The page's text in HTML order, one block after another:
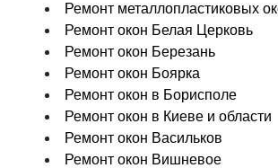
Ремонт металлопластиковых
Ремонт окон Белая Церковь
Ремонт окон Березань
Ремонт окон Боярка
Ремонт окон в Борисполе
Ремонт окон в Киеве и области
Ремонт окон Васильков
Ремонт окон Вишневое